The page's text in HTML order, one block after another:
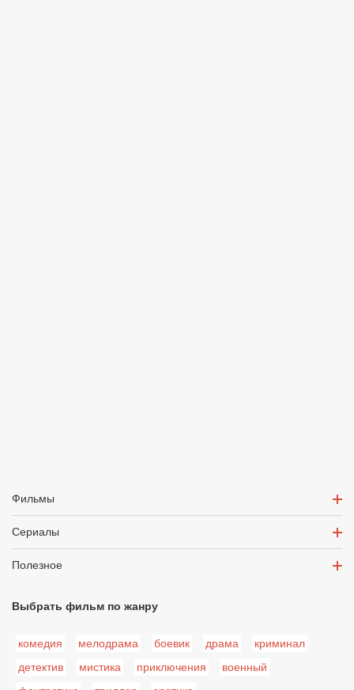
Фильмы
Сериалы
Полезное
Выбрать фильм по жанру
комедия мелодрама боевик драма
криминал
детектив
мистика приключения
военный